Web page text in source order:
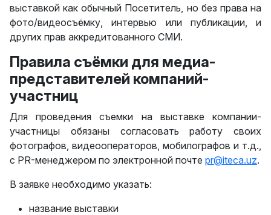
выставкой как обычный Посетитель, но без права на
фото/видеосъёмку, интервью или публикации, и
других прав аккредитованного СМИ.
Правила съёмки для медиа-
представителей компаний-
участниц
Для проведения съемки на выставке компании-
участницы обязаны согласовать работу своих
фотографов, видеооператоров, мобилографов и т.д.,
с PR-менеджером по электронной почте pr@iteca.uz.
В заявке необходимо указать:
название выставки